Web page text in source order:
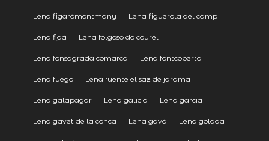
Leña figarómontmany Leña figuerola del camp
Leña flaà Leña folgoso do courel
Leña fonsagrada comarca Leña fontcoberta
Leña fuego Leña fuente el saz de jarama
Leña galapagar Leña galicia Leña garcia
Leña gavet de la conca Leña gavà Leña golada